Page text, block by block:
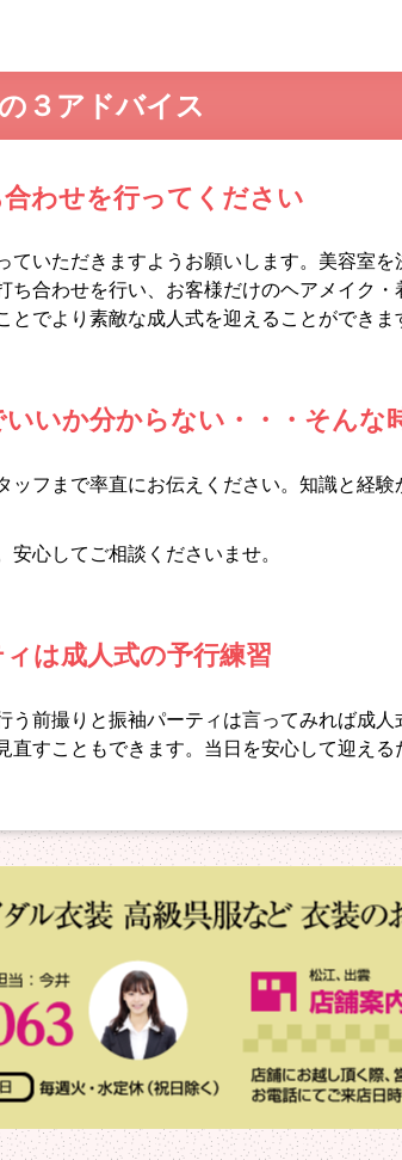
３アドバイス
わせを行ってください
ていただきますようお願いします。美容室
ち合わせを行い、お客様だけのヘアメイク
でより素敵な成人式を迎えることができま
いか分からない・・・そんな
ッフまで率直にお伝えください。知識と経
心してご相談くださいませ。
は成人式の予行練習
う前撮りと振袖パーティは言ってみれば成
すこともできます。当日を安心して迎える